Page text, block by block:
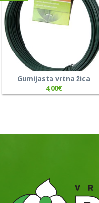
Gumijasta vrtna žica
4,00€